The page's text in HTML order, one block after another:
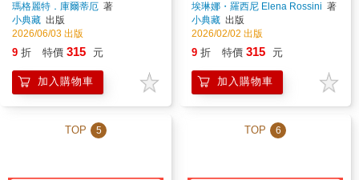
瑪格麗特．庫爾蒂厄 著
小典藏 出版
2026/06/03 出版
9 折 特價 315 元
加入購物車
埃琳娜・羅西尼 Elena Rossini 著
小典藏 出版
2026/02/02 出版
9 折 特價 315 元
加入購物車
TOP 5 TOP 6